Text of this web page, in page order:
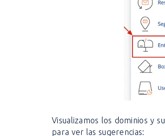
Visualizamos los dominios y
para ver las sugerencias: